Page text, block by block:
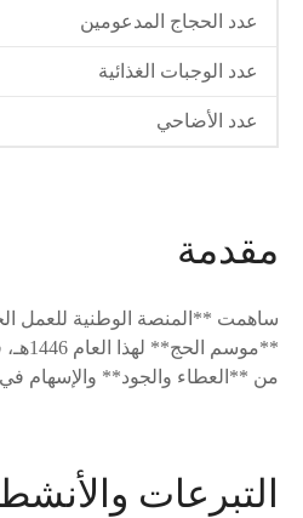
عدد الحجاج المدعومين
عدد الوجبات الغذائية
عدد الأضاحي
مقدمة
ساهمت **المنصة الوطنية للعمل
**موسم
من **العطاء والجود** والإسهام في
التبرعات